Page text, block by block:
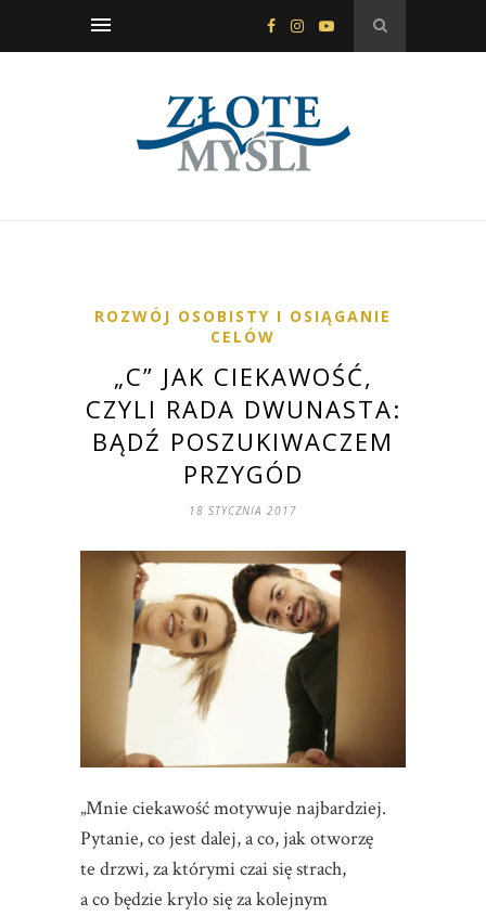
ROZWÓJ OSOBISTY I OSIĄGANIE
CELÓW
„C” JAK CIEKAWOŚĆ,
CZYLI RADA DWUNASTA:
BĄDŹ POSZUKIWACZEM
PRZYGÓD
18 STYCZNIA 2017
„Mnie ciekawość motywuje najbardziej.
Pytanie, co jest dalej, a co, jak otworzę
te drzwi, za którymi czai się strach,
a co będzie kryło się za kolejnym